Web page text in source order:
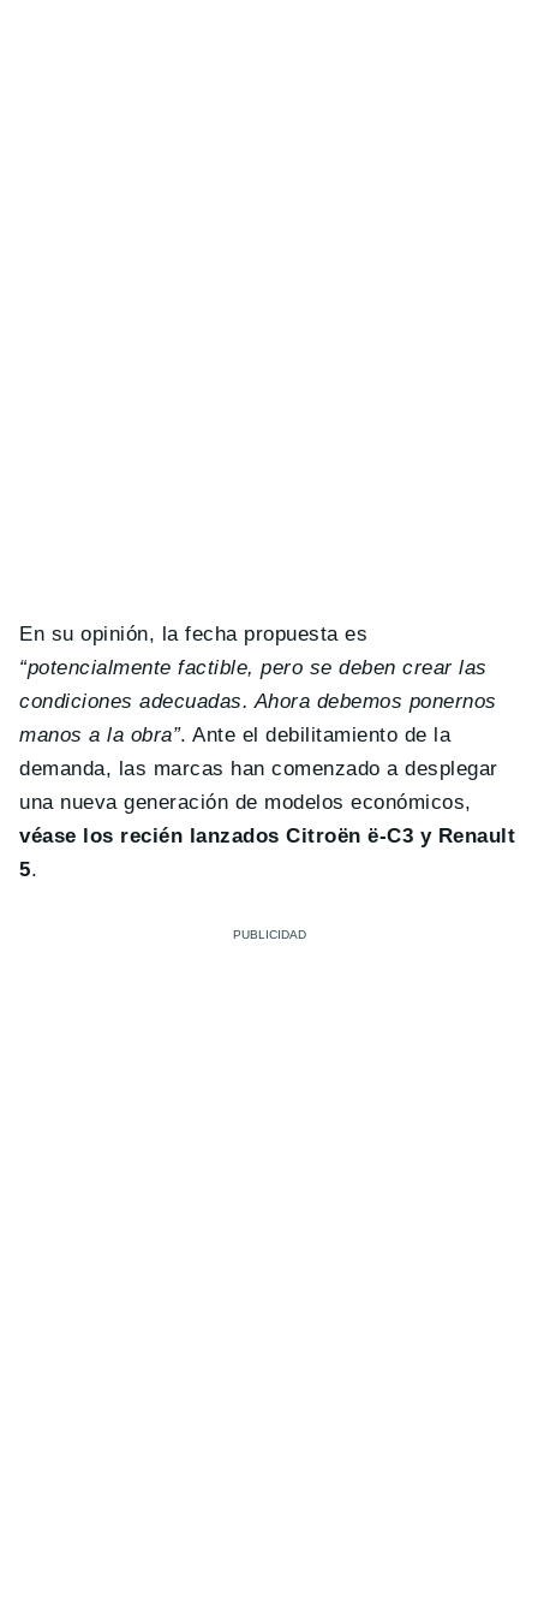
En su opinión, la fecha propuesta es
“potencialmente factible, pero se deben crear las
condiciones adecuadas. Ahora debemos ponernos
manos a la obra”. Ante el debilitamiento de la
demanda, las marcas han comenzado a desplegar
una nueva generación de modelos económicos,
véase los recién lanzados Citroën ë-C3 y Renault
5.